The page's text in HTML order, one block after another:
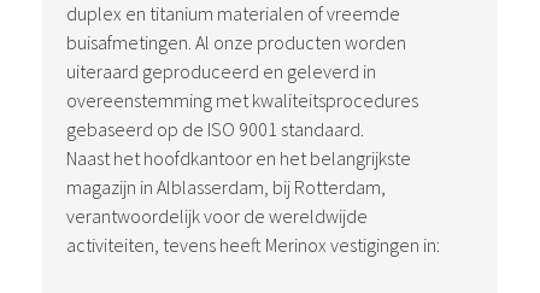
duplex en titanium materialen of vreemde
buisafmetingen. Al onze producten worden
uiteraard geproduceerd en geleverd in
overeenstemming met kwaliteitsprocedures
gebaseerd op de ISO 9001 standaard.
Naast het hoofdkantoor en het belangrijkste
magazijn in Alblasserdam, bij Rotterdam,
verantwoordelijk voor de wereldwijde
activiteiten, tevens heeft Merinox vestigingen in: